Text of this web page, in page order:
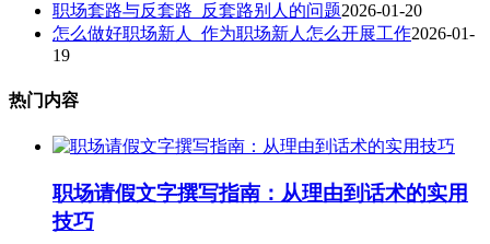
职场套路与反套路_反套路别人的问题2026-01-20
怎么做好职场新人_作为职场新人怎么开展工作2026-01-
19
热门内容
职场请假文字撰写指南：从理由到话术的实用
技巧